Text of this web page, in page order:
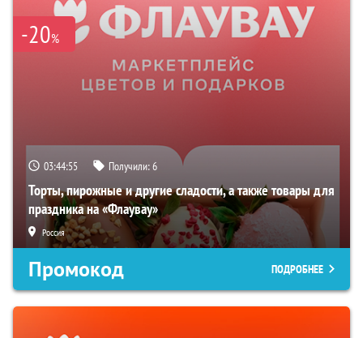
-20%
03:44:54 Получили:6
Торты, пирожные и другие сладости, а также товары для
праздника на «Флаувау»
Россия
Промокод ПОДРОБНЕЕ